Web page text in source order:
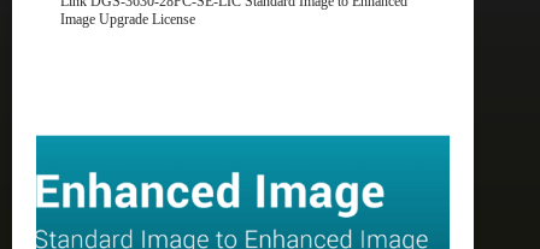
Image Upgrade License